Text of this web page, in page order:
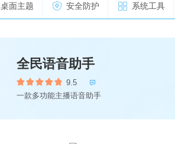
桌面主题 安全防护 系统工具
全民语音助手
9.5 
一款多功能主播语音助手